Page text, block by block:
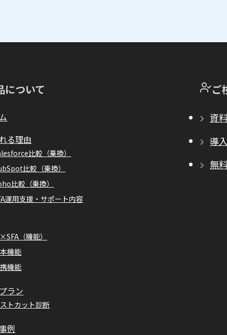
について
る理由
比較（乗換）
比較（乗換）
比較（乗換）
運用支援・サポート内容
（機能）
機能
機能
ラン
トカット診断
例
ご
資
導
無